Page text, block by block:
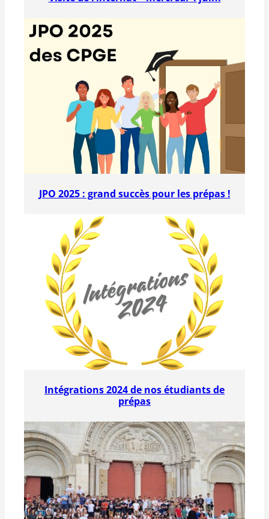
JPO 2025 : grand succès pour les prépas !
Intégrations 2024 de nos étudiants de
prépas